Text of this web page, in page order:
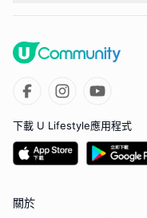
下載 U Lifestyle應用程式
關於